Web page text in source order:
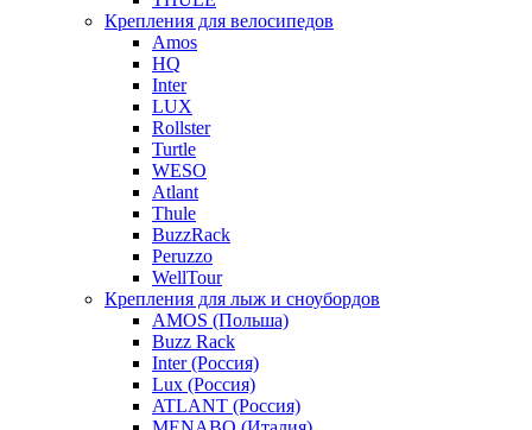
Крепления для велосипедов
Amos
HQ
Inter
LUX
Rollster
Turtle
WESO
Atlant
Thule
BuzzRack
Peruzzo
WellTour
Крепления для лыж и сноубордов
AMOS (Польша)
Buzz Rack
Inter (Россия)
Lux (Россия)
ATLANT (Россия)